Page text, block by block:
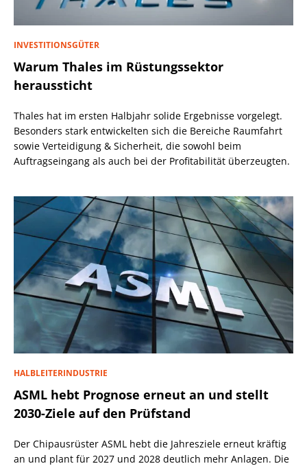
INVESTITIONSGÜTER
Warum Thales im Rüstungssektor
heraussticht
Thales hat im ersten Halbjahr solide Ergebnisse vorgelegt.
Besonders stark entwickelten sich die Bereiche Raumfahrt
sowie Verteidigung & Sicherheit, die sowohl beim
Auftragseingang als auch bei der Profitabilität überzeugten.
HALBLEITERINDUSTRIE
ASML hebt Prognose erneut an und stellt
2030-Ziele auf den Prüfstand
Der Chipausrüster ASML hebt die Jahresziele erneut kräftig
an und plant für 2027 und 2028 deutlich mehr Anlagen. Die